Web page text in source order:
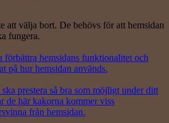
att välja bort. De behövs för att hemsidan
fungera.
förbättra hemsidans funktionalitet och
på hur hemsidan används.
prestera så bra som möjligt under ditt
de här kakorna kommer viss
från hemsidan.